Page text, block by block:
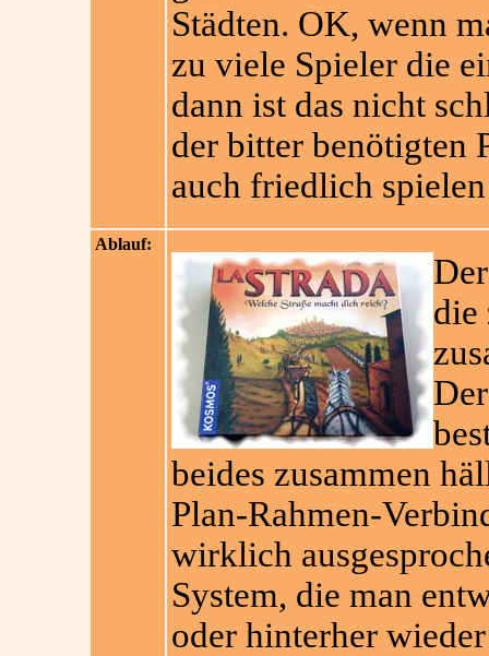
Städten. OK, wenn
zu viele Spieler die
dann ist das nicht
der bitter benötigten
auch friedlich
Ablauf:
die
beides zusammen
Plan-Rahmen-
wirklich
System, die man
oder hinterher